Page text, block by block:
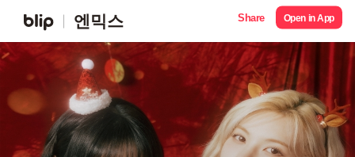
엔믹스 Share Open in App